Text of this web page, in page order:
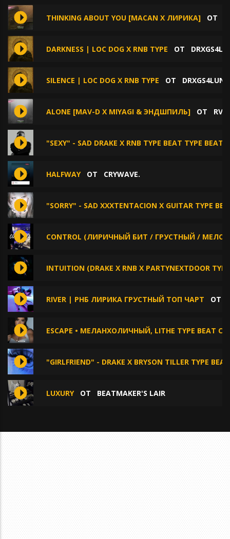
THINKING ABOUT YOU [MACAN X ЛИРИКА] ОТ
DARKNESS | LOC DOG X RNB TYPE ОТ
SILENCE | LOC DOG X RNB TYPE ОТ
ALONE [MAV-D X MIYAGI & ЭНДШПИЛЬ] ОТ
"SEXY" - SAD DRAKE X RNB TYPE BEAT TYPE BEAT
HALFWAY ОТ CRYWAVE.
"SORRY" - SAD XXXTENTACION X GUITAR TYPE
CONTROL (ЛИРИЧНЫЙ БИТ / ГРУСТНЫЙ /
INTUITION (DRAKE X RNB X PARTYNEXTDOOR
RIVER | РНБ ЛИРИКА ГРУСТНЫЙ ТОП ЧАРТ ОТ
ESCAPE • МЕЛАНХОЛИЧНЫЙ, LITHE TYPE BEAT
"GIRLFRIEND" - DRAKE X BRYSON TILLER TYPE BEAT
LUXURY ОТ BEATMAKER'S LAIR